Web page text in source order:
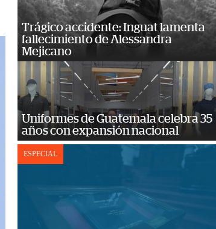
Trágico accidente: Inguat lamenta
fallecimiento de Alessandra
Mejicano
Uniformes de Guatemala celebra 35
años con expansión nacional
ESPECIAL